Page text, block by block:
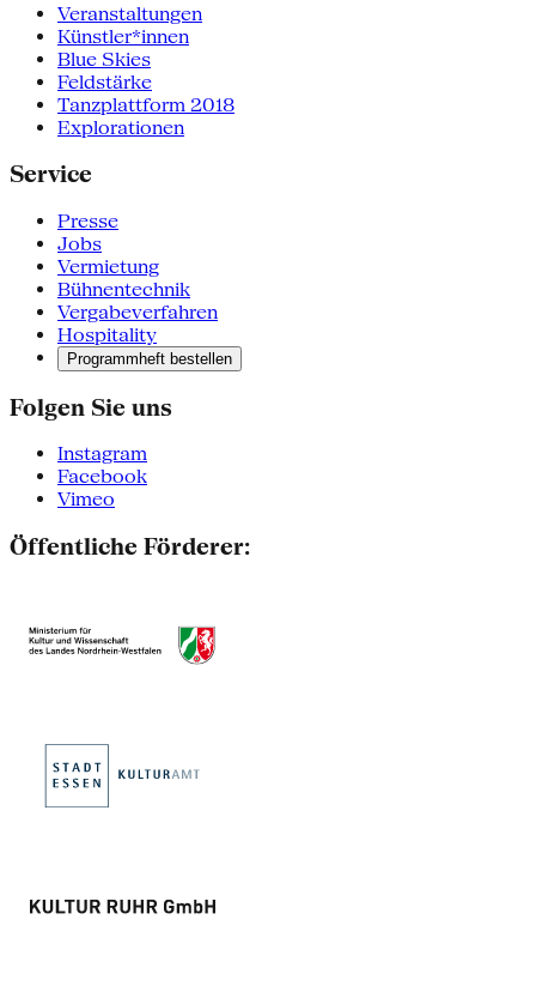
Veranstaltungen
Künstler*innen
Blue Skies
Feldstärke
Tanzplattform 2018
Explorationen
Service
Presse
Jobs
Vermietung
Bühnentechnik
Vergabeverfahren
Hospitality
Programmheft bestellen
Folgen Sie uns
Instagram
Facebook
Vimeo
Öffentliche Förderer: